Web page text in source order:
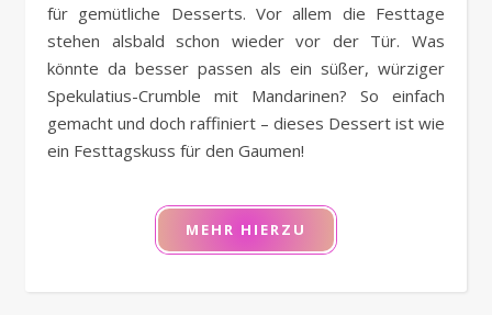
für gemütliche Desserts. Vor allem die Festtage
stehen alsbald schon wieder vor der Tür. Was
könnte da besser passen als ein süßer, würziger
Spekulatius-Crumble mit Mandarinen? So einfach
gemacht und doch raffiniert – dieses Dessert ist wie
ein Festtagskuss für den Gaumen!
MEHR HIERZU